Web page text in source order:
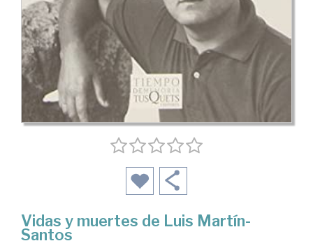
Vidas y muertes de Luis Martín-
Santos